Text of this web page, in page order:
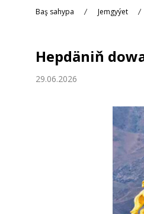
Baş sahypa Jemgyýet
Hepdäniň
29.06.2026